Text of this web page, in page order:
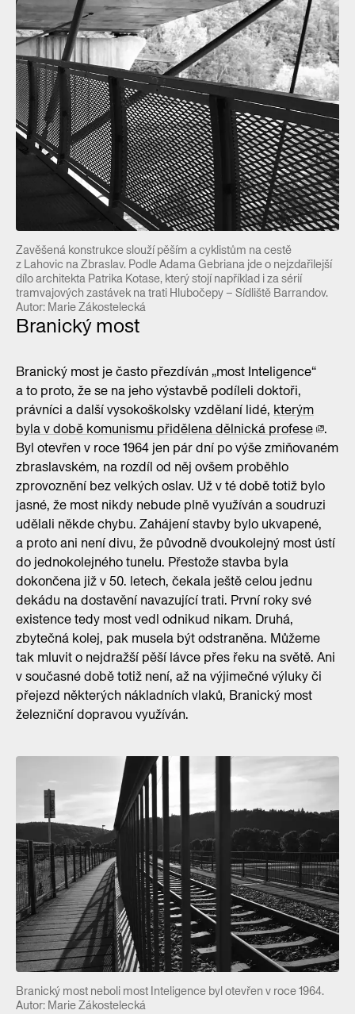
Zavěšená konstrukce slouží pěším a cyklistům na cestě
z Lahovic na Zbraslav. Podle Adama Gebriana jde o nejzdařilejší
dílo architekta Patrika Kotase, který stojí například i za sérií
tramvajových zastávek na trati Hlubočepy – Sídliště Barrandov.
Autor: Marie Zákostelecká
Branický most
Branický most je často přezdíván „most Inteligence“
a to proto, že se na jeho výstavbě podíleli doktoři,
právníci a další vysokoškolsky vzdělaní lidé, kterým
byla v době komunismu přidělena dělnická profese
.
Byl otevřen v roce 1964 jen pár dní po výše zmiňovaném
zbraslavském, na rozdíl od něj ovšem proběhlo
zprovoznění bez velkých oslav. Už v té době totiž bylo
jasné, že most nikdy nebude plně využíván a soudruzi
udělali někde chybu. Zahájení stavby bylo ukvapené,
a proto ani není divu, že původně dvoukolejný most ústí
do jednokolejného tunelu. Přestože stavba byla
dokončena již v 50. letech, čekala ještě celou jednu
dekádu na dostavění navazující trati. První roky své
existence tedy most vedl odnikud nikam. Druhá,
zbytečná kolej, pak musela být odstraněna. Můžeme
tak mluvit o nejdražší pěší lávce přes řeku na světě. Ani
v současné době totiž není, až na výjimečné výluky či
přejezd některých nákladních vlaků, Branický most
železniční dopravou využíván.
Branický most neboli most Inteligence byl otevřen v roce 1964.
Autor: Marie Zákostelecká